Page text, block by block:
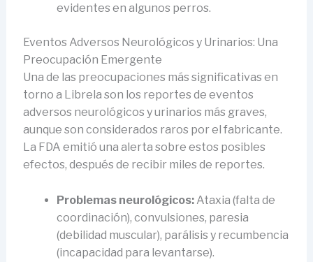
evidentes en algunos perros.
Eventos Adversos Neurológicos y Urinarios: Una
Preocupación Emergente
Una de las preocupaciones más significativas en
torno a Librela son los reportes de eventos
adversos neurológicos y urinarios más graves,
aunque son considerados raros por el fabricante.
La FDA emitió una alerta sobre estos posibles
efectos, después de recibir miles de reportes.
Problemas neurológicos:Ataxia (falta de
coordinación), convulsiones, paresia
(debilidad muscular), parálisis y recumbencia
(incapacidad para levantarse).